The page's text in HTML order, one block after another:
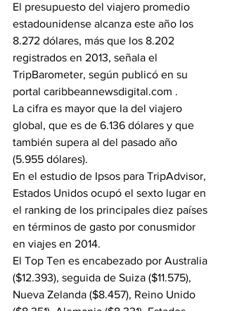
El presupuesto del viajero promedio
estadounidense alcanza este año los
8.272 dólares, más que los 8.202
registrados en 2013, señala el
TripBarometer, según publicó en su
portal caribbeannewsdigital.com .
La cifra es mayor que la del viajero
global, que es de 6.136 dólares y que
también supera al del pasado año
(5.955 dólares).
En el estudio de Ipsos para TripAdvisor,
Estados Unidos ocupó el sexto lugar en
el ranking de los principales diez países
en términos de gasto por conusmidor
en viajes en 2014.
El Top Ten es encabezado por Australia
($12.393), seguida de Suiza ($11.575),
Nueva Zelanda ($8.457), Reino Unido